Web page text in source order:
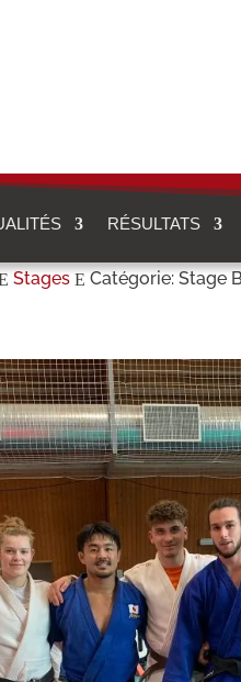
RÉSULTATS
Stages E Catégorie: Stage